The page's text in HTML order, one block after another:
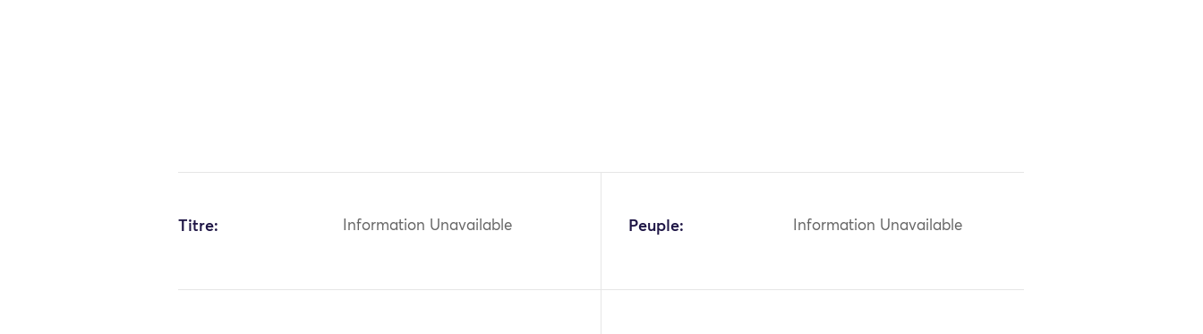
Titre: Information Unavailable Peuple: Information Unavailable